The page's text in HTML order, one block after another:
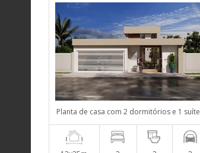
Planta de casa com 2 dormitórios e 1 suíte